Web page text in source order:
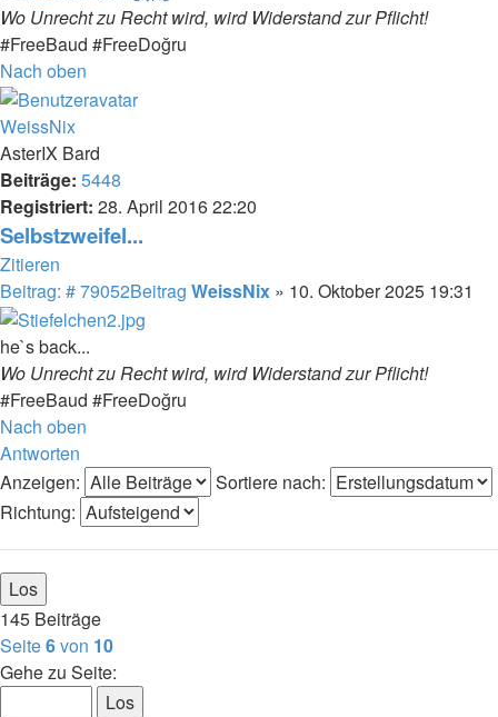
Wo Unrecht zu Recht wird, wird Widerstand zur Pflicht!
#FreeBaud #FreeDoğru
Nach oben
WeissNix
AsterIX Bard
Beiträge: 5448
Registriert: 28. April 2016 22:20
Selbstzweifel...
Zitieren
Beitrag: # 79052Beitrag WeissNix » 10. Oktober 2025 19:31
he`s back...
Wo Unrecht zu Recht wird, wird Widerstand zur Pflicht!
#FreeBaud #FreeDoğru
Nach oben
Antworten
Anzeigen:
Sortiere nach:
Richtung:
145 Beiträge
Seite6von 10
Gehe zu Seite: